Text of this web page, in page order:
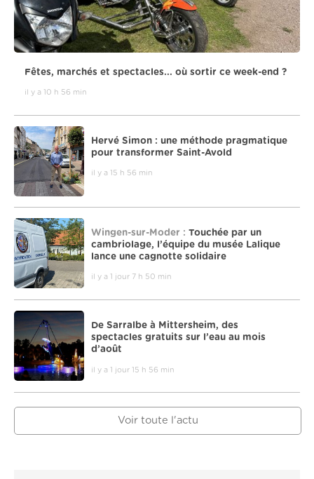
Fêtes, marchés et spectacles... où sortir ce week-end ?
il y a 10 h 56 min
Hervé Simon : une méthode pragmatique
pour transformer Saint-Avold
il y a 15 h 56 min
Wingen-sur-Moder : Touchée par un
cambriolage, l’équipe du musée Lalique
lance une cagnotte solidaire
il y a 1 jour 7 h 50 min
De Sarralbe à Mittersheim, des
spectacles gratuits sur l’eau au mois
d’août
il y a 1 jour 15 h 56 min
Voir toute l'actu